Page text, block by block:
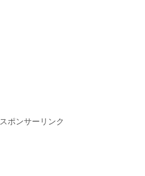
スポンサーリンク